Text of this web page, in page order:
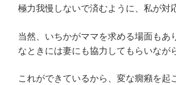
極力我慢しないで済むように、私が対
当然、いちかがママを求める場面もあ
なときには妻にも協力してもらいなが
これができているから、変な癇癪を起